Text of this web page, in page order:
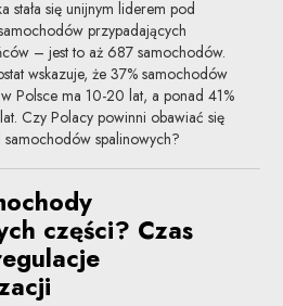
stała się unijnym liderem pod
przypadających
– jest to aż 687 samochodów.
wskazuje, że 37% samochodów
Polsce ma 10-20 lat, a ponad 41%
Czy Polacy powinni obawiać się
spalinowych?
części? Czas